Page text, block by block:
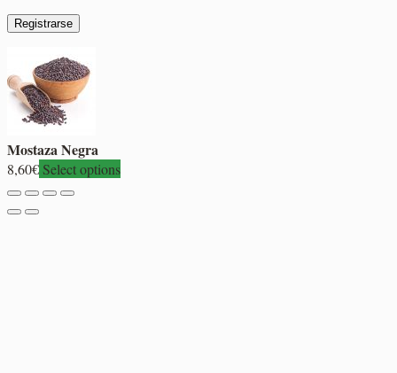
Registrarse
Mostaza Negra
8,60€ Select options